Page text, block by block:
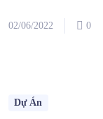
02/06/2022 0
Dự Án